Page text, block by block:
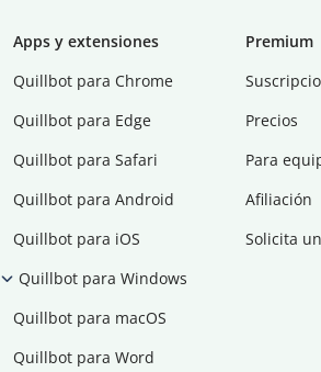
Apps y extensiones
Quillbot para Chrome
Quillbot para Edge
Quillbot para Safari
Quillbot para Android
Quillbot para iOS
Quillbot para Windows
Quillbot para macOS
Quillbot para Word
Premium
Precios
Para
Afiliación
Solicita